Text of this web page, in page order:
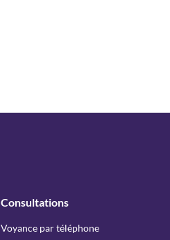
Consultations
Voyance par téléphone